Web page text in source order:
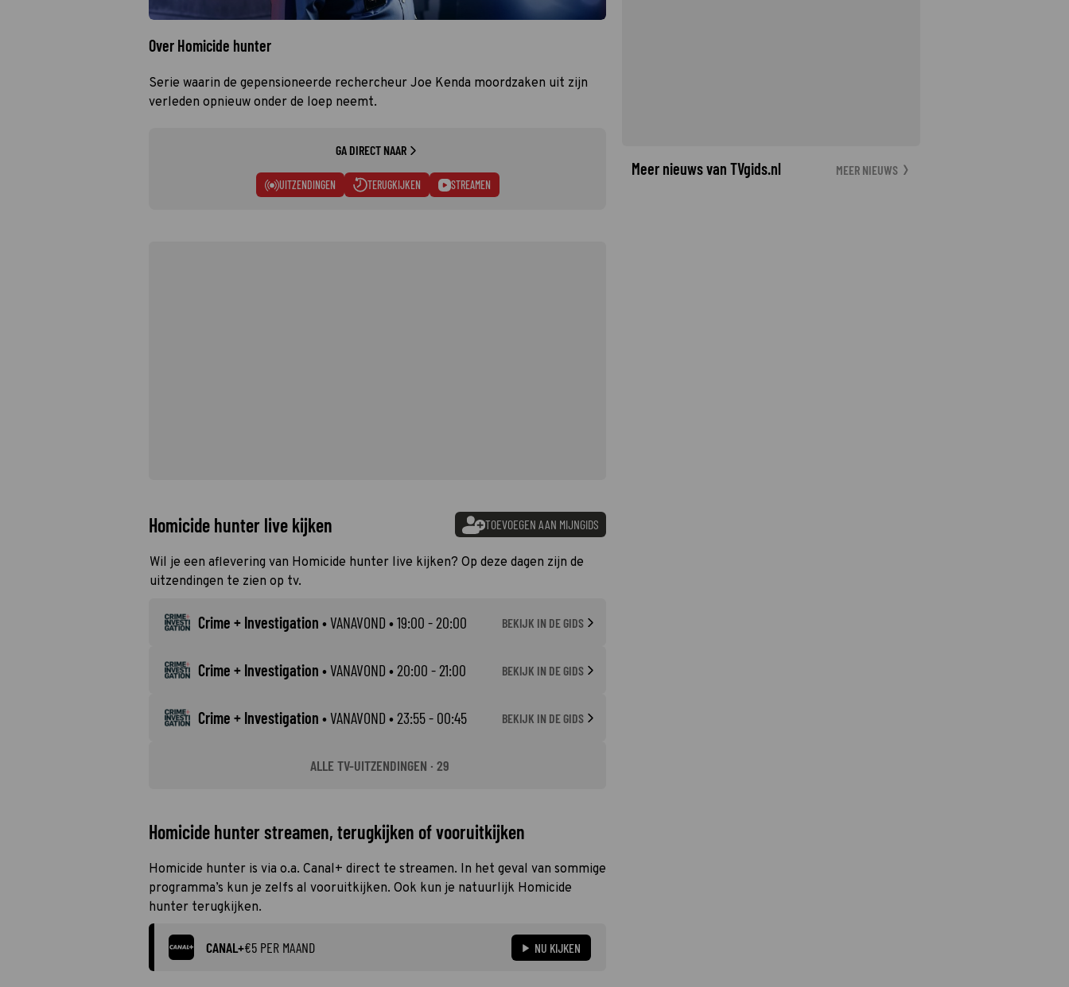
Over Homicide hunter
Serie waarin de gepensioneerde rechercheur Joe Kenda moordzaken uit zijn
verleden opnieuw onder de loep neemt.
GA DIRECT NAAR
UITZENDINGEN TERUGKIJKEN STREAMEN
Homicide hunter live kijken TOEVOEGEN AAN MIJNGIDS
Wil je een aflevering van Homicide hunter live kijken? Op deze dagen zijn de
uitzendingen te zien op tv.
Crime + Investigation •VANAVOND • 19:00 - 20:00 BEKIJK IN DE GIDS
Crime + Investigation •VANAVOND • 20:00 - 21:00 BEKIJK IN DE GIDS
Crime + Investigation •VANAVOND • 23:55 - 00:45 BEKIJK IN DE GIDS
ALLE TV-UITZENDINGEN · 29
Homicide hunter streamen, terugkijken of vooruitkijken
Homicide hunter is via o.a. Canal+ direct te streamen. In het geval van sommige
programma’s kun je zelfs al vooruitkijken. Ook kun je natuurlijk Homicide
hunter terugkijken.
CANAL+€5 PER MAAND NU KIJKEN
Meer nieuws van TVgids.nl MEER NIEUWS